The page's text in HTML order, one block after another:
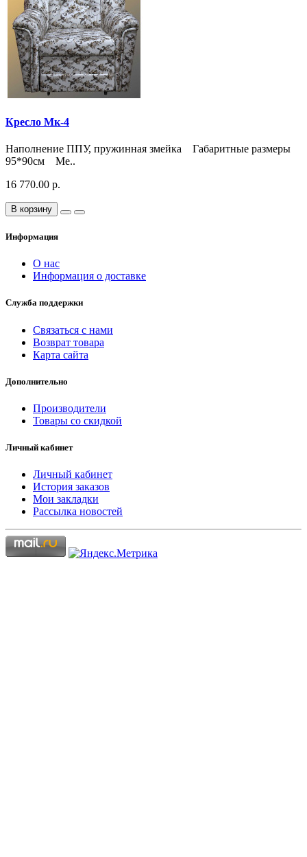
Кресло Мк-4
Наполнение ППУ, пружинная змейка Габаритные размеры
95*90см Ме..
16 770.00 р.
В корзину
Информация
О нас
Информация о доставке
Служба поддержки
Связаться с нами
Возврат товара
Карта сайта
Дополнительно
Производители
Товары со скидкой
Личный кабинет
Личный кабинет
История заказов
Мои закладки
Рассылка новостей